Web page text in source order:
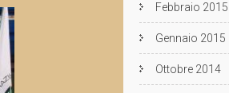
Febbraio 2015
Gennaio 2015
Ottobre 2014